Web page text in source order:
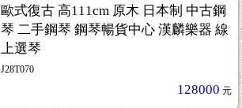
歐式復古 高111cm 原木 日本制 中古鋼
琴 二手鋼琴 鋼琴暢貨中心 漢麟樂器 線
上選琴
J28T070
128000 元